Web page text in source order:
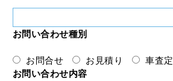
お問い合わせ種別
お問合せ お見積り 車査定
お問い合わせ内容